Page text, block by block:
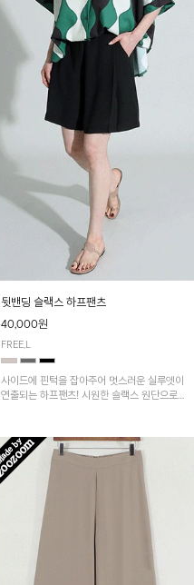
뒷밴딩 슬랙스 하프팬츠
40,000원
FREE,L
사이드에 핀턱을 잡아주어 멋스러운 실루엣이
연출되는 하프팬츠! 시원한 슬랙스 원단으로